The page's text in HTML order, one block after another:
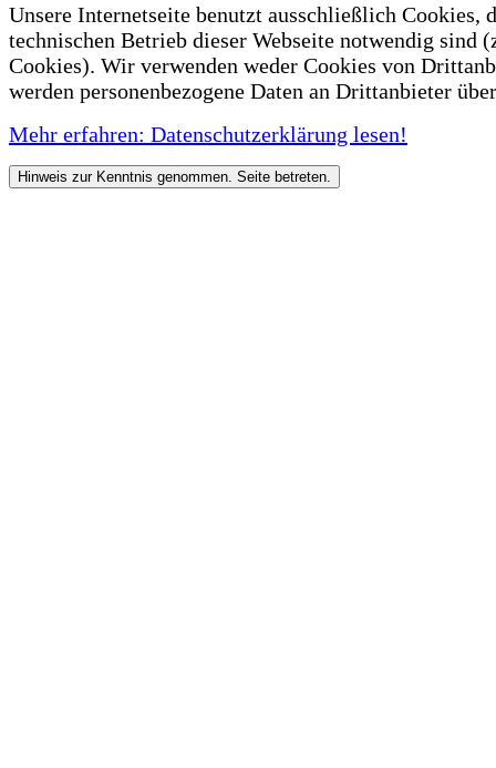
Unsere Internetseite benutzt ausschließlich Cookies,
technischen Betrieb dieser Webseite notwendig sind
Cookies). Wir verwenden weder Cookies von
werden personenbezogene Daten an Drittanbieter
Mehr erfahren: Datenschutzerklärung lesen!
Hinweis zur Kenntnis genommen. Seite betreten.